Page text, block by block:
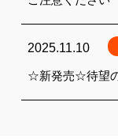
2025.11.10
☆新発売☆待望の